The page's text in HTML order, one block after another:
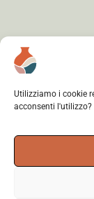
Utilizziamo i cookie
acconsenti l'utilizzo?